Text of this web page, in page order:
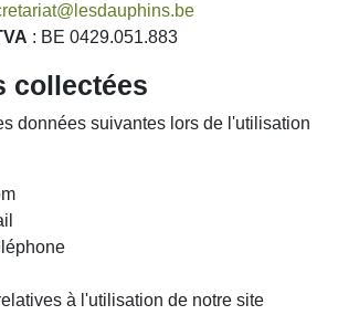
: BE 0429.051.883
collectées
données suivantes lors de l'utilisation
à l'utilisation de notre site